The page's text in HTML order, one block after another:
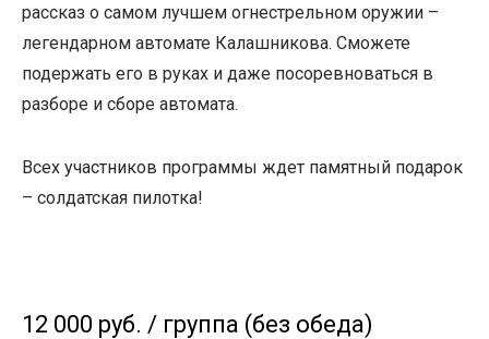
рассказ о самом лучшем огнестрельном оружии –
легендарном автомате Калашникова. Сможете
подержать его в руках и даже посоревноваться в
разборе и сборе автомата.
Всех участников программы ждет памятный подарок
– солдатская пилотка!
12 000 руб. / группа (без обеда)